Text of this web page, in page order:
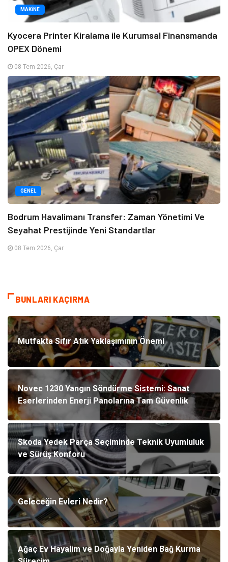
MAKINE
Kyocera Printer Kiralama ile Kurumsal Finansmanda
OPEX Dönemi
08 Tem 2026, Çar
GENEL
Bodrum Havalimanı Transfer: Zaman Yönetimi Ve
Seyahat Prestijinde Yeni Standartlar
08 Tem 2026, Çar
BUNLARI KAÇIRMA
Mutfakta Sıfır Atık Yaklaşımının Önemi
Novec 1230 Yangın Söndürme Sistemi: Sanat
Eserlerinden Enerji Panolarına Tam Güvenlik
Skoda Yedek Parça Seçiminde Teknik Uyumluluk
ve Sürüş Konforu
Geleceğin Evleri Nedir?
Ağaç Ev Hayalim ve Doğayla Yeniden Bağ Kurma